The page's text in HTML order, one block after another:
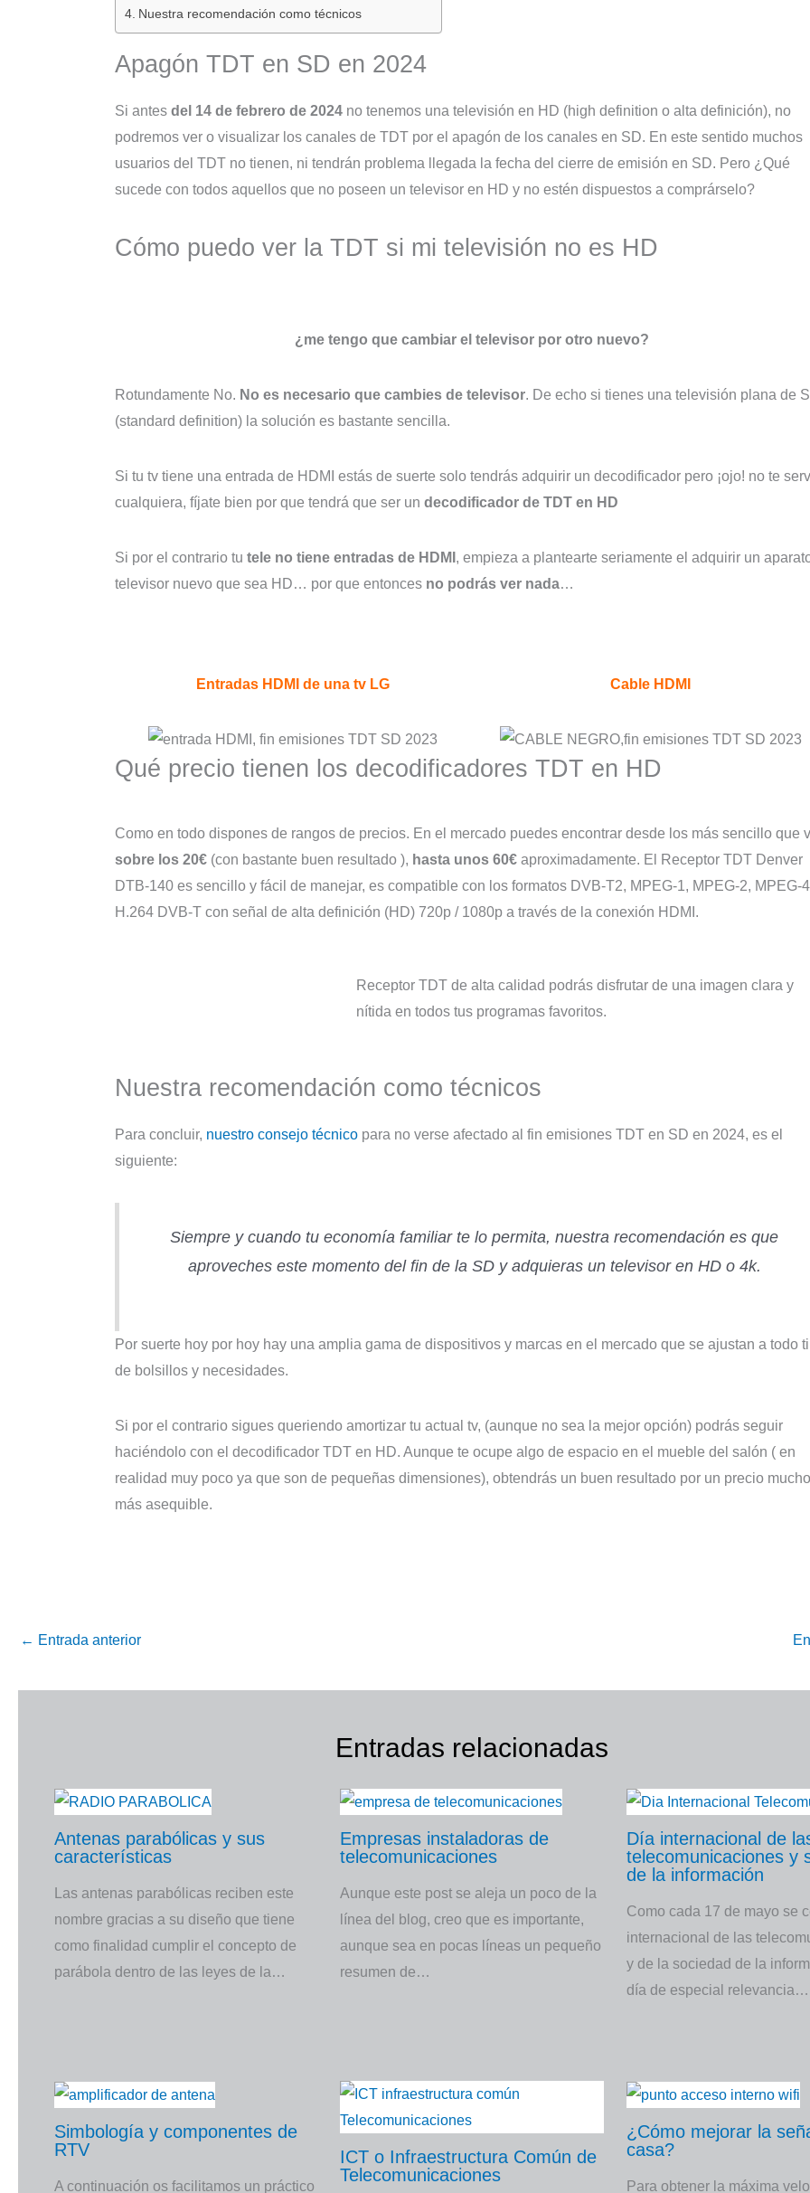
Nuestra recomendación como técnicos
Apagón TDT en SD en 2024
Si antesdel 14 de febrero de 2024 no tenemos una televisión en HD (high definition o alta definición), no
podremos ver o visualizar los canales de TDT por el apagón de los canales en SD. En este sentido muchos
usuarios del TDT no tienen, ni tendrán problema llegada la fecha del cierre de emisión en SD. Pero ¿Qué
sucede con todos aquellos que no poseen un televisor en HD y no estén dispuestos a comprárselo?
Cómo puedo ver la TDT si mi televisión no es HD
¿me tengo que cambiar el televisor por otro nuevo?
Rotundamente No. No es necesario que cambies de televisor. De echo si tienes una televisión plana de
(standard definition) la solución es bastante sencilla.
Si tu tv tiene una entrada de HDMI estás de suerte solo tendrás adquirir un decodificador pero ¡ojo! no te
cualquiera, fíjate bien por que tendrá que ser un decodificador de TDT en HD
Si por el contrario tu tele no tiene entradas de HDMI , empieza a plantearte seriamente el adquirir un
televisor nuevo que sea HD… por que entonces no podrás ver nada…
Entradas HDMI de una tv LG Cable HDMI
Qué precio tienen los decodificadores TDT en HD
Como en todo dispones de rangos de precios. En el mercado puedes encontrar desde los más sencillo que
sobre los 20€(con bastante buen resultado ), hasta unos 60€aproximadamente. El Receptor TDT Denver
DTB-140 es sencillo y fácil de manejar, es compatible con los formatos DVB-T2, MPEG-1, MPEG-2, MPEG-
H.264 DVB-T con señal de alta definición (HD) 720p / 1080p a través de la conexión HDMI.
Receptor TDT de alta calidad podrás disfrutar de una imagen clara y
nítida en todos tus programas favoritos.
Nuestra recomendación como técnicos
Para concluir, nuestro consejo técnico para no verse afectado al fin emisiones TDT en SD en 2024, es el
siguiente:
Siempre y cuando tu economía familiar te lo permita, nuestra recomendación es que
aproveches este momento del fin de la SD y adquieras un televisor en HD o 4k.
Por suerte hoy por hoy hay una amplia gama de dispositivos y marcas en el mercado que se ajustan a todo
de bolsillos y necesidades.
Si por el contrario sigues queriendo amortizar tu actual tv, (aunque no sea la mejor opción) podrás seguir
haciéndolo con el decodificador TDT en HD. Aunque te ocupe algo de espacio en el mueble del salón ( en
realidad muy poco ya que son de pequeñas dimensiones), obtendrás un buen resultado por un precio mucho
más asequible.
← Entrada anterior
Entradas relacionadas
Antenas parabólicas y sus
características
Las antenas parabólicas reciben este
nombre gracias a su diseño que tiene
como finalidad cumplir el concepto de
parábola dentro de las leyes de la…
Empresas instaladoras de
telecomunicaciones
Aunque este post se aleja un poco de la
línea del blog, creo que es importante,
aunque sea en pocas líneas un pequeño
resumen de…
Día internacional de
telecomunicaciones y
de la información
Como cada 17 de mayo se
internacional de las
y de la sociedad de la
día de especial relevancia…
Simbología y componentes de
RTV
A continuación os facilitamos un práctico
ICT o Infraestructura Común de
Telecomunicaciones
¿Cómo mejorar la
casa?
Para obtener la máxima